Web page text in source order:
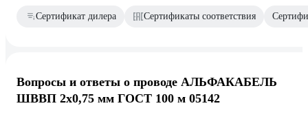
Сертификат дилера Сертификаты соответствия
Вопросы и ответы о проводе АЛЬФАКАБЕЛЬ
ШВВП 2х0,75 мм ГОСТ 100 м 05142